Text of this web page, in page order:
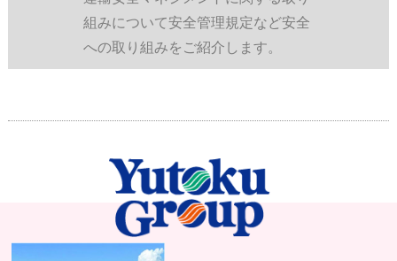
組みについて安全管理規定など安全
への取り組みをご紹介します。